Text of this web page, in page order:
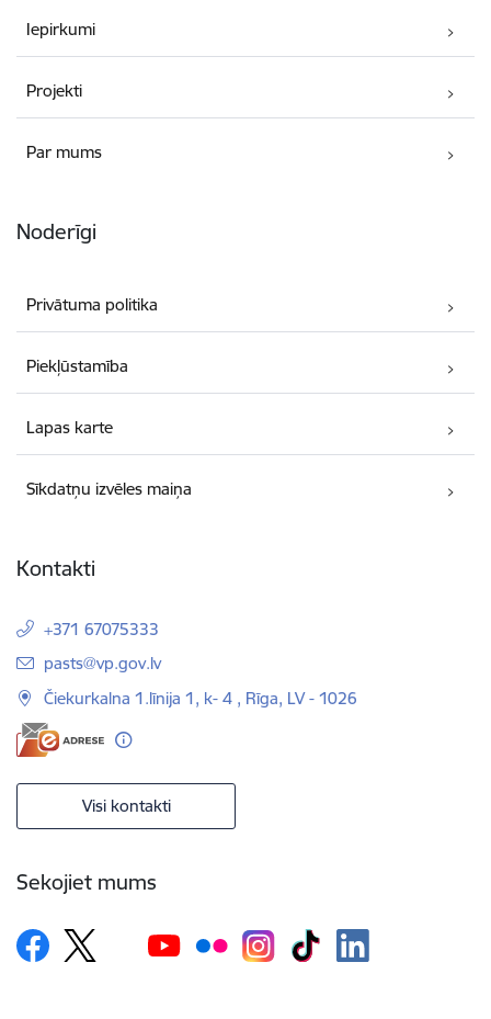
Iepirkumi
Projekti
Par mums
Noderīgi
Privātuma politika
Piekļūstamība
Lapas karte
Sīkdatņu izvēles maiņa
Kontakti
+371 67075333
E-pasts:
pasts@vp.gov.lv
Čiekurkalna 1.līnija 1, k- 4 , Rīga, LV - 1026
Visi kontakti
Sekojiet mums